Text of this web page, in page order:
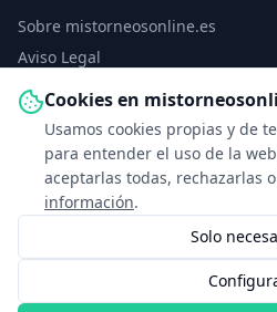
Cookies en
Usamos cookies propias y de
para entender el uso de la
aceptarlas todas, rechazarlas
información.
Solo
Sobre mistorneosonline.es
Aviso Legal
Política de Privacidad
Política de Cookies
Configurar cookies
Contacto
info@mistorneosonline.es